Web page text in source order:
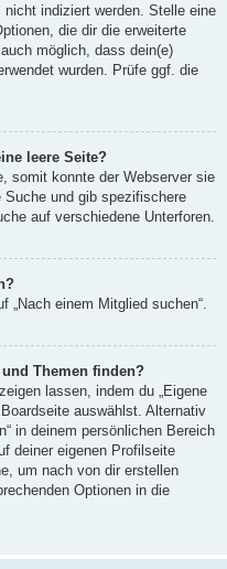
indiziert werden. Stelle eine
die dir die erweiterte
möglich, dass dein(e)
wurden. Prüfe ggf. die
leere Seite?
somit konnte der Webserver sie
und gib spezifischere
auf verschiedene Unterforen.
„Nach einem Mitglied suchen“.
Themen finden?
lassen, indem du „Eigene
auswählst. Alternativ
in deinem persönlichen Bereich
deiner eigenen Profilseite
um nach von dir erstellen
Optionen in die